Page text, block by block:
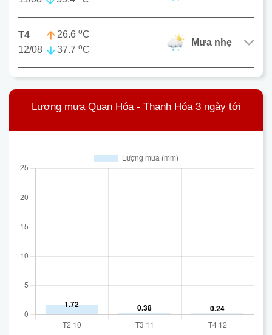
T4
12/08
26.6 oC
37.7 oC
mưa nhẹ
Lượng mưa Quan Hóa - Thanh Hóa 3 ngày tới